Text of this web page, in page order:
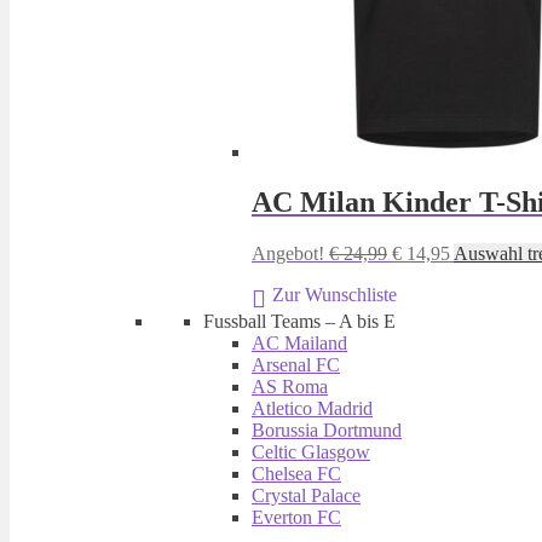
AC Milan Kinder T-
Angebot! €24,99 Ursprünglicher
war:
€ 24,99
€ 14,95Aktueller
Auswahl
Zur Wunschliste
Fussball Teams – A bis E
AC Mailand
Arsenal FC
AS Roma
Atletico Madrid
Borussia Dortmund
Celtic Glasgow
Chelsea FC
Crystal Palace
Everton FC